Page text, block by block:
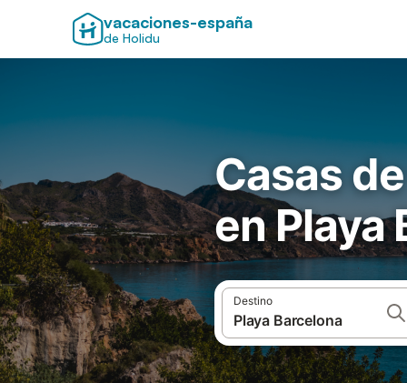
vacaciones-españa
de Holidu
Casas
en Playa
Destino